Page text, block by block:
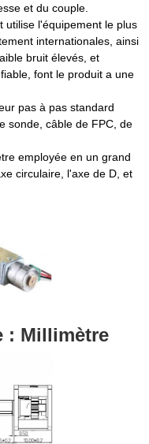
et du couple.
utilise l'équipement le plus
internationales, ainsi
bruit élevés, et
font le produit a une
pas à pas standard
sonde, câble de FPC, de
employée en un grand
circulaire, l'axe de D, et
: Millimètre